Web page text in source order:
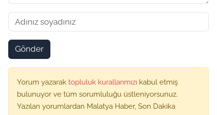
Gönder
Yorum yazarak topluluk kurallarımızı kabul etmiş
bulunuyor ve tüm sorumluluğu üstleniyorsunuz.
Yazılan yorumlardan Malatya Haber, Son Dakika